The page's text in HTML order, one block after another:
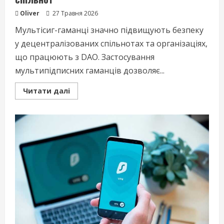
Oliver 27 Травня 2026
Мультісиг-гаманці значно підвищують безпеку
у децентралізованих спільнотах та організаціях,
що працюють з DAO. Застосування
мультипідписних гаманців дозволяє...
Читати даліRead
more
DAO
і